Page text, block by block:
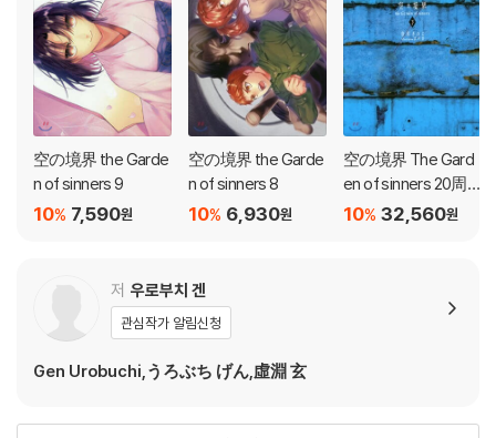
空の境界 the Garde
n of sinners 9
7,590원
10%
空の境界 the Garde
n of sinners 8
6,930원
10%
空の境界 The Gard
en of sinners 20周
年記念(下)
32,560원
10%
저 우로부치 겐
관심작가 알림신청
Gen Urobuchi,うろぶち げん,虛淵 玄